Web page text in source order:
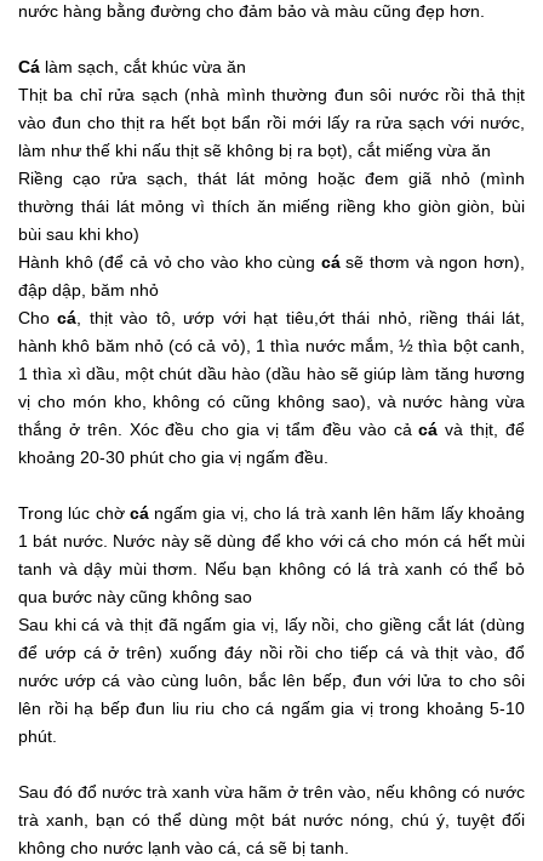
nước hàng bằng đường cho đảm bảo và màu cũng đẹp hơn.
Cá làm sạch, cắt khúc vừa ăn
Thịt ba chỉ rửa sạch (nhà mình thường đun sôi nước rồi thả thịt
vào đun cho thịt ra hết bọt bẩn rồi mới lấy ra rửa sạch với nước,
làm như thế khi nấu thịt sẽ không bị ra bọt), cắt miếng vừa ăn
Riềng cạo rửa sạch, thát lát mỏng hoặc đem giã nhỏ (mình
thường thái lát mỏng vì thích ăn miếng riềng kho giòn giòn, bùi
bùi sau khi kho)
Hành khô (để cả vỏ cho vào kho cùng cásẽ thơm và ngon hơn),
đập dập, băm nhỏ
Chocá , thịt vào tô, ướp với hạt tiêu,ớt thái nhỏ, riềng thái lát,
hành khô băm nhỏ (có cả vỏ), 1 thìa nước mắm, ½ thìa bột canh,
1 thìa xì dầu, một chút dầu hào (dầu hào sẽ giúp làm tăng hương
vị cho món kho, không có cũng không sao), và nước hàng vừa
thắng ở trên. Xóc đều cho gia vị tẩm đều vào cảcá và thịt, để
khoảng 20-30 phút cho gia vị ngấm đều.
Trong lúc chờ cángấm gia vị, cho lá trà xanh lên hãm lấy khoảng
1 bát nước. Nước này sẽ dùng để kho với cá cho món cá hết mùi
tanh và dậy mùi thơm. Nếu bạn không có lá trà xanh có thể bỏ
qua bước này cũng không sao
Sau khi cá và thịt đã ngấm gia vị, lấy nồi, cho giềng cắt lát (dùng
để ướp cá ở trên) xuống đáy nồi rồi cho tiếp cá và thịt vào, đổ
nước ướp cá vào cùng luôn, bắc lên bếp, đun với lửa to cho sôi
lên rồi hạ bếp đun liu riu cho cá ngấm gia vị trong khoảng 5-10
phút.
Sau đó đổ nước trà xanh vừa hãm ở trên vào, nếu không có nước
trà xanh, bạn có thể dùng một bát nước nóng, chú ý, tuyệt đối
không cho nước lạnh vào cá, cá sẽ bị tanh.